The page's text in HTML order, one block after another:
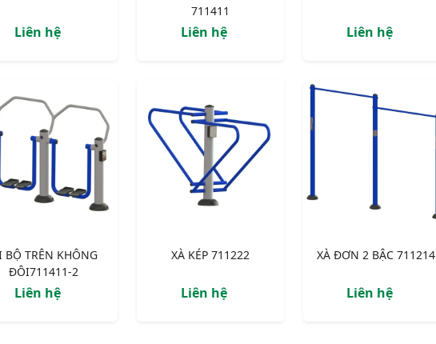
Liên hệ
711411
Liên hệ Liên hệ
BỘ TRÊN KHÔNG
ĐÔI711411­-2
Liên hệ
XÀ KÉP 711222
Liên hệ
XÀ ĐƠN 2 BẬC 711214
Liên hệ